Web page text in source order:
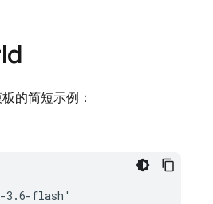
的简短示例：
3.6-flash'